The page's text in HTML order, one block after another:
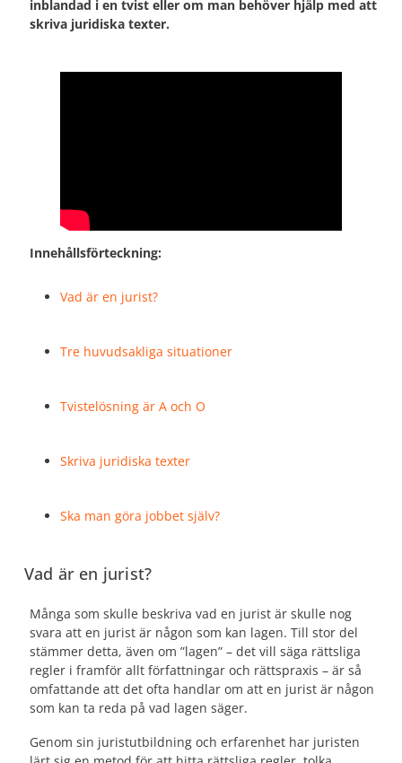
inblandad i en tvist eller om man behöver hjälp med att
skriva juridiska texter.
Innehållsförteckning:
Vad är en jurist?
Tre huvudsakliga situationer
Tvistelösning är A och O
Skriva juridiska texter
Ska man göra jobbet själv?
Vad är en jurist?
Många som skulle beskriva vad en jurist är skulle nog
svara att en jurist är någon som kan lagen. Till stor del
stämmer detta, även om ”lagen” – det vill säga rättsliga
regler i framför allt författningar och rättspraxis – är så
omfattande att det ofta handlar om att en jurist är någon
som kan ta reda på vad lagen säger.
Genom sin juristutbildning och erfarenhet har juristen